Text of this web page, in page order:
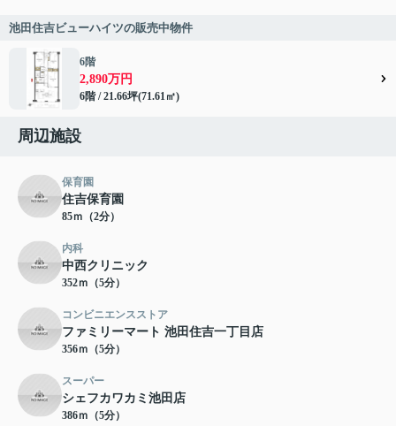
池田住吉ビューハイツの販売中物件
6階
2,890万円
6階 / 21.66坪(71.61㎡)
周辺施設
保育園
住吉保育園
85ｍ（2分）
内科
中西クリニック
352ｍ（5分）
コンビニエンスストア
ファミリーマート 池田住吉一丁目店
356ｍ（5分）
スーパー
シェフカワカミ池田店
386ｍ（5分）